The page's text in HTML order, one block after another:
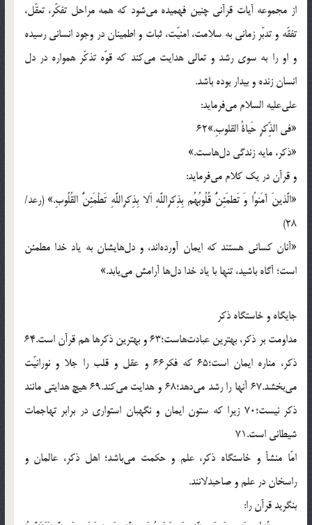
از مجموعه آيات قرآنى چنين فهميده مى‌شود كه همه مراحل تفكّر، تعقّل،
تفقّه و تدبّر زمانى به سلامت، امنيّت، ثبات و اطمينان در وجود انسانى رسيده
و او را به سوى رشد و تعالى هدايت مى‌كند كه قوّه تذكّر همواره در دل
انسان زنده و بيدار بوده باشد.
على‌عليه السلام مى‌فرمايد:
«فى الذِّكرِ حَياةُ القلوبِ.»62
«ذكر، مايه زندگى دل‌هاست.»
و قرآن در يك كلام مى‌فرمايد:
«الَّذينَ آمَنوُا وَ تَطمَئِنُّ قُلُوبُهُم بِذِكرِاللَّهِ اَلا بِذِكرِاللَّهِ تَطْمَئِنُّ القُلُوبِ.» (رعد/
28)
«آنان كسانى هستند كه ايمان آورده‌اند، و دل‌هايشان به ياد خدا مطمئن
است؛ آگاه باشيد، تنها با ياد خدا دل‌ها آرامش مى‌يابد.»
جايگاه و خاستگاه ذكر
مداومت بر ذكر، بهترين عبادت‌هاست؛63 و بهترين ذكرها هم قرآن است.64
ذكر، مناره ايمان است؛65 كه فكر66 و عقل و قلب را جلا و نورانيّت
مى‌بخشد.67 آنها را رشد مى‌دهد؛68 و هدايت مى‌كند.69 هيچ هدايتى مانند
ذكر نيست؛70 زيرا كه ستون ايمان و نگهبان استوارى در برابر تهاجمات
شيطانى است.71
امّا منشأ و خاستگاه ذكر، علم و حكمت مى‌باشد؛ اهل ذكر، عالمان و
راسخان در علم و صاحبدلانند.
بنگريد قرآن را: